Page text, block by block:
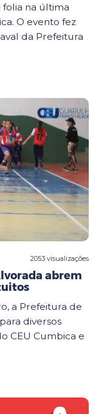
folia na última
O evento fez
da Prefeitura
2053 visualizações
abrem
a Prefeitura de
diversos
CEU Cumbica e